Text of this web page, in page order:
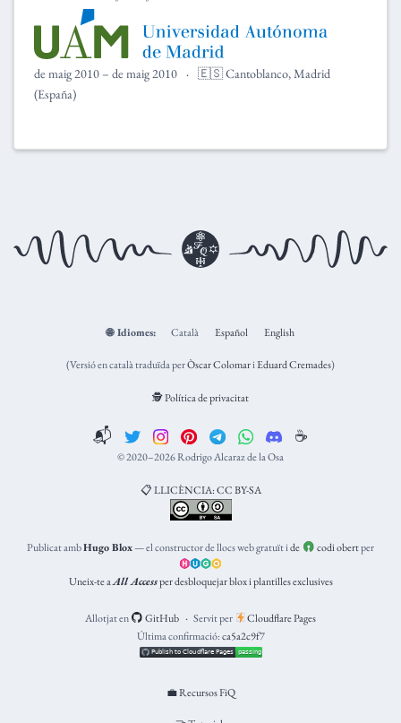
de maig 2010 – de maig 2010
🇪🇸 Cantoblanco, Madrid
(España)
🌐 Idiomes: Català Español English
(Versió en català traduïda perÒscar ColomariEduard Cremades)
🕵️ Política de privacitat
📬 ☕️
© 2020–2026 Rodrigo Alcaraz de la Osa
📋 LLICÈNCIA: CC BY-SA
Publicat ambHugo Blox— el constructor de llocs web gratuït ide codi obertper
Uneix-te aAll Accessper desbloquejar blox i plantilles exclusives
Allotjat en GitHub Servit per
Cloudflare Pages
Última confirmació:ca5a2c9f7
💼 Recursos FiQ